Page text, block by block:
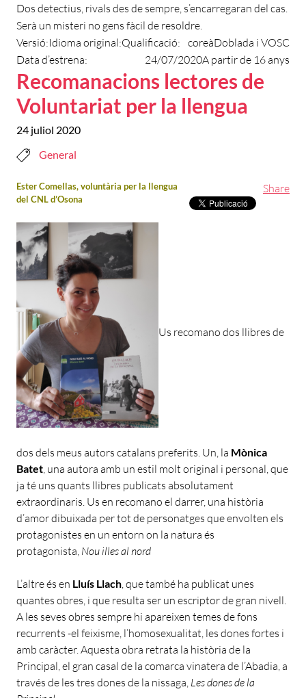
Dos detectius, rivals des de sempre, s’encarregaran del cas.
Serà un misteri no gens fàcil de resoldre.
Versió:
Doblada i VOSC
Idioma original: coreà
Qualificació:
A partir de 16 anys
Data d’estrena: 24/07/2020
Recomanacions lectores de
Voluntariat per la llengua
24 juliol 2020
General
Share
Ester Comellas, voluntària per la llengua
del CNL d’Osona
Us recomano dos llibres de
dos dels meus autors catalans preferits. Un, la Mònica
Batet , una autora amb un estil molt original i personal, que
ja té uns quants llibres publicats absolutament
extraordinaris. Us en recomano el darrer, una història
d’amor dibuixada per tot de personatges que envolten els
protagonistes en un entorn on la natura és
protagonista, Nou illes al nord
L’altre és en Lluís Llach , que també ha publicat unes
quantes obres, i que resulta ser un escriptor de gran nivell.
A les seves obres sempre hi apareixen temes de fons
recurrents -el feixisme, l’homosexualitat, les dones fortes i
amb caràcter. Aquesta obra retrata la història de la
Principal, el gran casal de la comarca vinatera de l’Abadia, a
través de les tres dones de la nissaga, Les dones de la